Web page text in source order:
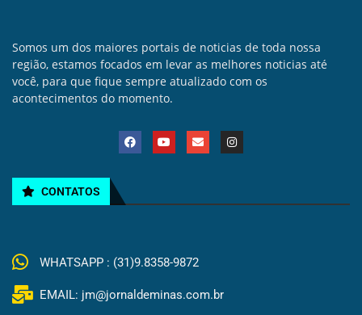
Somos um dos maiores portais de noticias de toda nossa
região, estamos focados em levar as melhores noticias até
você, para que fique sempre atualizado com os
acontecimentos do momento.
CONTATOS
WHATSAPP : (31)9.8358-9872
EMAIL: jm@jornaldeminas.com.br